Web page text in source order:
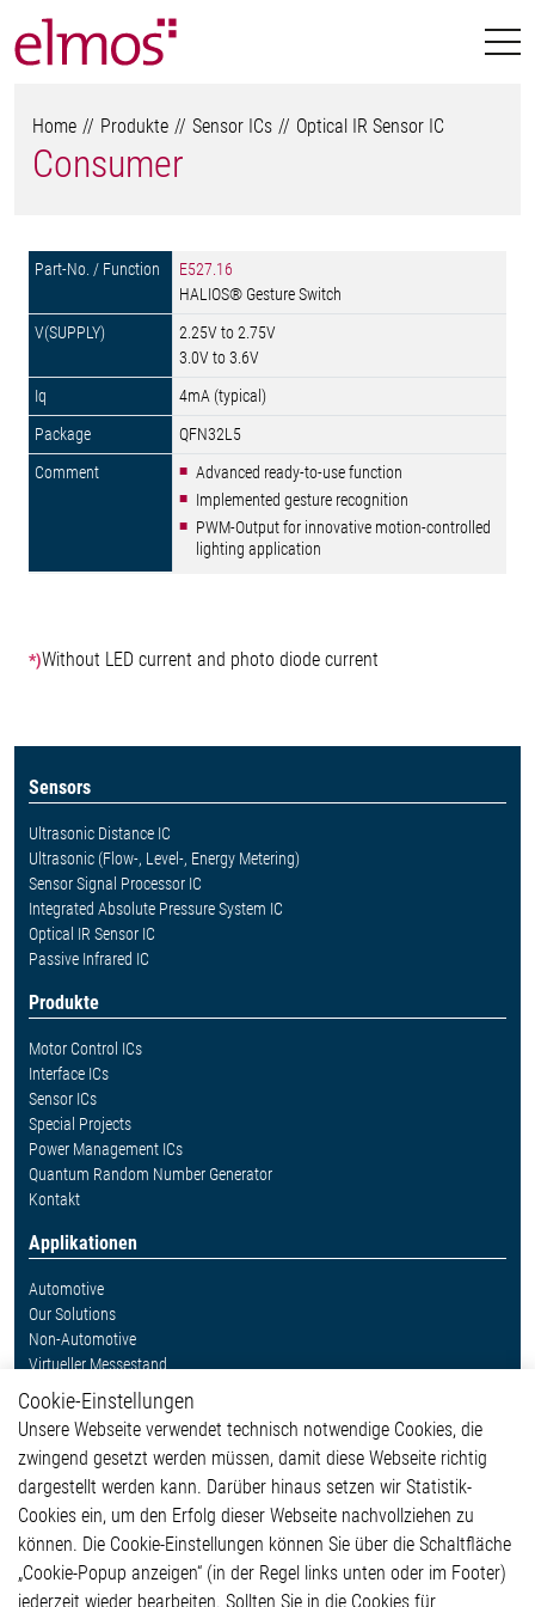
Home Produkte Sensor ICs Optical IR Sensor IC
Consumer
E527.16
HALIOS® Gesture Switch
2.25V to 2.75V
3.0V to 3.6V
4mA (typical)
QFN32L5
Advanced ready-to-use function
Implemented gesture recognition
PWM-Output for innovative motion-controlled
lighting application
*)Without LED current and photo diode current
Sensors
Ultrasonic Distance IC
Ultrasonic (Flow-, Level-, Energy Metering)
Sensor Signal Processor IC
Integrated Absolute Pressure System IC
Optical IR Sensor IC
Passive Infrared IC
Produkte
Motor Control ICs
Interface ICs
Sensor ICs
Special Projects
Power Management ICs
Quantum Random Number Generator
Kontakt
Applikationen
Automotive
Our Solutions
Non-Automotive
Virtueller Messestand
Weitere Links
Glossar
Kontakt
Hinweisgeberschutzsystem
Impressum
Datenschutzerklärung
Cookie-Einstellungen
Unsere Webseite verwendet technisch notwendige Cookies, die
zwingend gesetzt werden müssen, damit diese Webseite richtig
dargestellt werden kann. Darüber hinaus setzen wir Statistik-
Cookies ein, um den Erfolg dieser Webseite nachvollziehen zu
können. Die Cookie-Einstellungen können Sie über die Schaltfläche
„Cookie-Popup anzeigen“ (in der Regel links unten oder im Footer)
jederzeit wieder bearbeiten. Sollten Sie in die Cookies für